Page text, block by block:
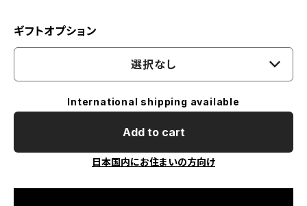
ギフトオプション
選択なし
International shipping available
Add to cart
日本国内にお住まいの方向け